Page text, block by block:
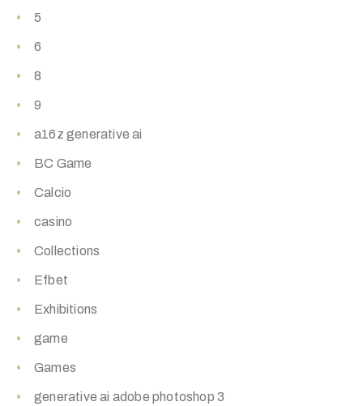
5
6
8
9
a16z generative ai
BC Game
Calcio
casino
Collections
Efbet
Exhibitions
game
Games
generative ai adobe photoshop 3